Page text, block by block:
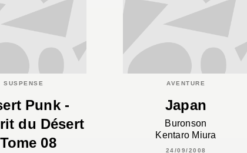
SUSPENSE
Punk -
du Désert
08
AVENTURE
Japan
Buronson
Kentaro Miura
24/09/2008